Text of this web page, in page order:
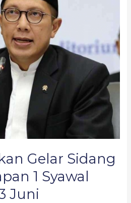
Gelar Sidang
1 Syawal
Juni